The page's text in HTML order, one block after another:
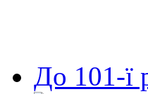
До 101-ї